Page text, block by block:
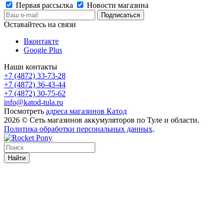
Первая рассылка
Новости магазина
Оставайтесь на связи
Вконтакте
Google Plus
Наши контакты
+7 (4872) 33-73-28
+7 (4872) 36-43-44
+7 (4872) 30-75-62
info@katod-tula.ru
Посмотреть адреса магазинов Катод
2026 © Сеть магазинов аккумуляторов по Туле и области.
Политика обработки персональных данных.
Найти